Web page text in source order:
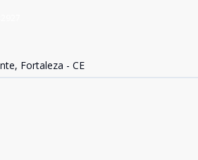
Fortaleza - CE